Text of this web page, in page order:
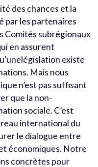
des chances et la
par les partenaires
Comités subrégionaux
en assurent
existe
Mais nous
n’est pas suffisant
que la non-
sociale. C’est
international du
le dialogue entre
économiques. Notre
concrètes pour